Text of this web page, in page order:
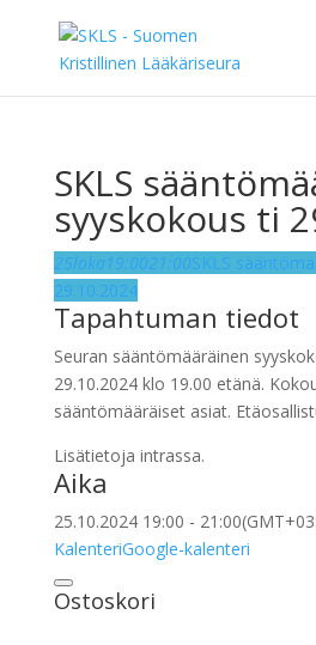
SKLS
syyskokous ti
25loka 19:0021:00SKLS
29.10.2024
Tapahtuman tiedot
Seuran sääntömääräinen
29.10.2024 klo 19.00 etänä.
sääntömääräiset asiat.
Lisätietoja intrassa.
Aika
25.10.2024 19:00 - 21:00
KalenteriGoogle-kalenteri
Ostoskori